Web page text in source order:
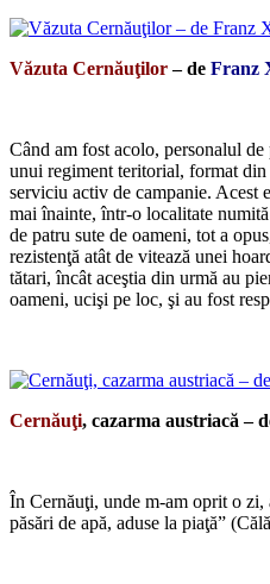
Văzuta Cernăuţilor– de Franz
Când am fost acolo, personalul
unui regiment teritorial, format
serviciu activ de campanie. Acest
mai înainte, într-o localitate
de patru sute de oameni, tot a
rezistenţă atât de vitează unei
tătari, încât aceştia din urmă au
oameni, ucişi pe loc, şi au fost
Cernăuţi, cazarma austriacă –
În Cernăuţi, unde m-am oprit o
păsări de apă, aduse la piaţă”